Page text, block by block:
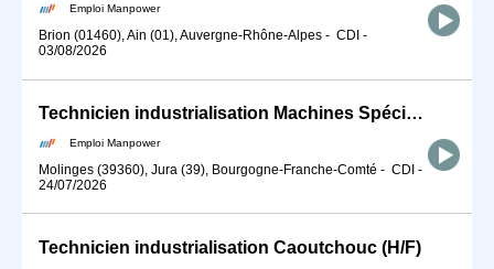
Emploi Manpower
Brion (01460), Ain (01), Auvergne-Rhône-Alpes - CDI -
03/08/2026
Technicien industrialisation Machines Spéciales (H/F)
Emploi Manpower
Molinges (39360), Jura (39), Bourgogne-Franche-Comté - CDI -
24/07/2026
Technicien industrialisation Caoutchouc (H/F)